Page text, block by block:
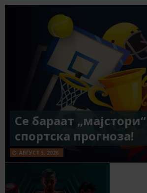
Се бараат
спортска прогноза!
АВГУСТ 5, 2026